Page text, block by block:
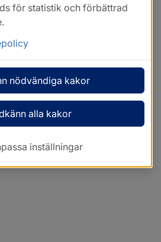
för statistik och förbättrad
nödvändiga kakor
alla kakor
inställningar